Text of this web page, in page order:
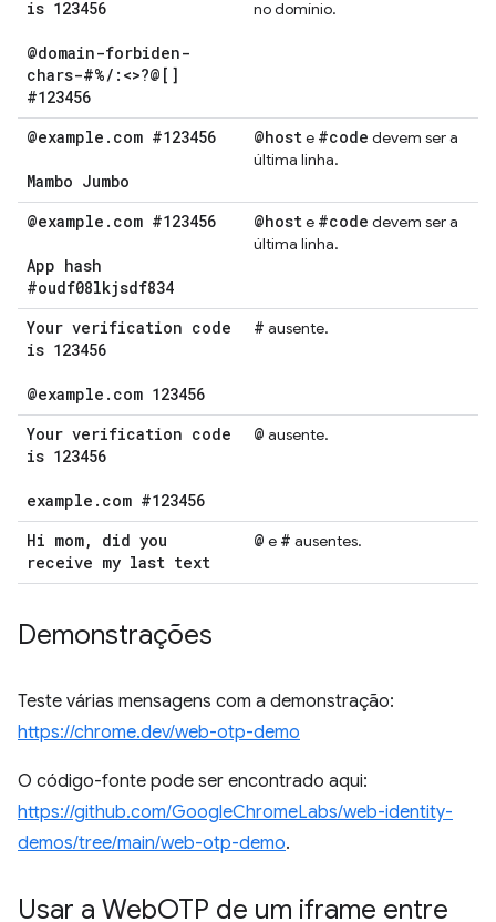
is 123456
@domain-forbiden-
chars-#%/ :<>?@[]
#123456
no domínio.
@example . com #123456
Mambo Jumbo
@hoste #code devem ser a
última linha.
@example . com #123456
App hash
#oudf08lkjsdf834
@hoste #code devem ser a
última linha.
Your verification code
is 123456
@example . com 123456
# ausente.
Your verification code
is 123456
example . com #123456
@ ausente.
Hi mom,
did you
receive my last text
@ e # ausentes.
Demonstrações
Teste várias mensagens com a demonstração:
https://chrome.dev/web-otp-demo
O código-fonte pode ser encontrado aqui:
https://github.com/GoogleChromeLabs/web-identity-
demos/tree/main/web-otp-demo.
Usar a WebOTP de um iframe entre